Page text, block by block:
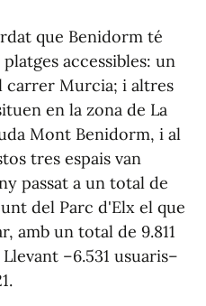
que Benidorm té
accessibles: un
carrer Murcia; i altres
en la zona de La
Mont Benidorm, i al
tres espais van
passat a un total de
del Parc d'Elx el que
amb un total de 9.811
–6.531 usuaris–